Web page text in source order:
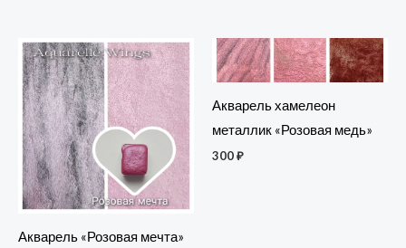
Акварель «Розовая мечта»
Акварель хамелеон
металлик «Розовая медь»
300₽